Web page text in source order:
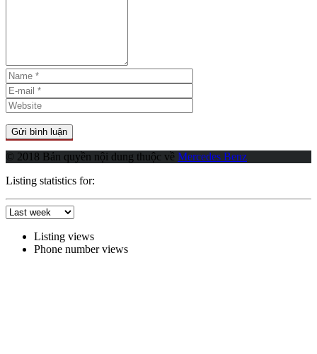
© 2018 Bản quyền nội dung thuộc về Mercedes Benz
Listing statistics for:
Listing views
Phone number views